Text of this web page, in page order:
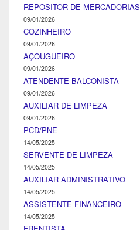
REPOSITOR DE MERCADORIAS
09/01/2026
COZINHEIRO
09/01/2026
AÇOUGUEIRO
09/01/2026
ATENDENTE BALCONISTA
09/01/2026
AUXILIAR DE LIMPEZA
09/01/2026
PCD/PNE
14/05/2025
SERVENTE DE LIMPEZA
14/05/2025
AUXILIAR ADMINISTRATIVO
14/05/2025
ASSISTENTE FINANCEIRO
14/05/2025